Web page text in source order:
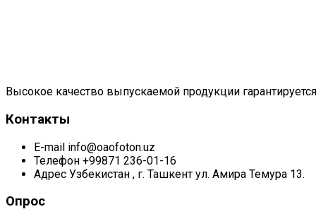
Высокое качество выпускаемой продукции
Контакты
E-mail info@oaofoton.uz
Телефон +99871 236-01-16
Адрес Узбекистан , г. Ташкент ул. Амира Темура 13.
Опрос